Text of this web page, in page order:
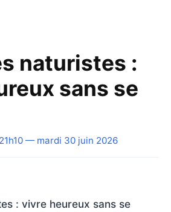
naturistes :
sans se
— mardi 30 juin 2026
: vivre heureux sans se